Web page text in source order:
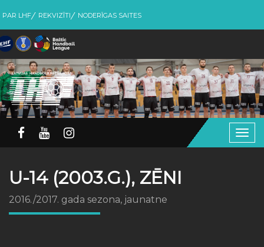
PAR LHF REKVIZĪTI NODERĪGAS SAITES
U-14 (2003.G.), ZĒNI
2016./2017. gada sezona, jaunatne